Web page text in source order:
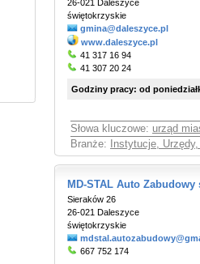
26-021 Daleszyce
świętokrzyskie
gmina@daleszyce.pl
www.daleszyce.pl
41 317 16 94
41 307 20 24
Godziny pracy: od
Słowa kluczowe: urząd
Branże:
Instytucje,
MD-STAL Auto
Sieraków 26
26-021 Daleszyce
świętokrzyskie
667 752 174